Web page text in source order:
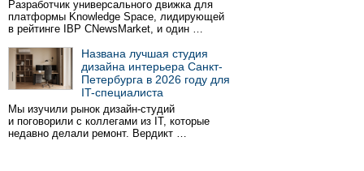
Разработчик универсального движка для
платформы Knowledge Space, лидирующей
в рейтинге IBP CNewsMarket, и один …
Названа лучшая студия
дизайна интерьера Санкт-
Петербурга в 2026 году для
IT-специалиста
Мы изучили рынок дизайн-студий
и поговорили с коллегами из IT, которые
недавно делали ремонт. Вердикт …